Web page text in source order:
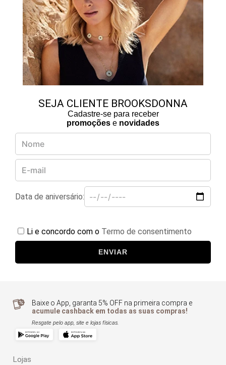
SEJA CLIENTE BROOKSDONNA
Cadastre-se para receber
promoções e novidades
Data de aniversário:
Li e concordo com o Termo de consentimento
ENVIAR
Baixe o App, garanta 5% OFF na primeira compra e
acumule cashback em todas as suas compras!
Resgate pelo app, site e lojas físicas.
Lojas